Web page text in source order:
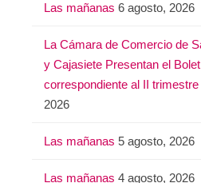
Las mañanas 6 agosto, 2026
La Cámara de Comercio de
y Cajasiete Presentan el
correspondiente al II trimestre
2026
Las mañanas 5 agosto, 2026
Las mañanas 4 agosto, 2026